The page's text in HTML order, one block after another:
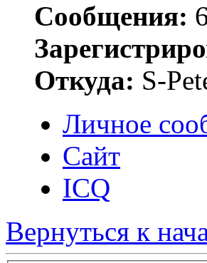
Сообщения:
Откуда: S-
Личное
Сайт
ICQ
Вернуться к